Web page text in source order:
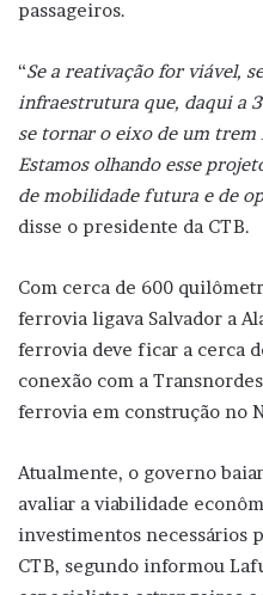
passageiros.
“Se a reativação for viável,
infraestrutura que, daqui a
se tornar o eixo de um
Estamos olhando esse
de mobilidade futura e de
disse o presidente da CTB.
Com cerca de 600
ferrovia ligava Salvador a
ferrovia deve ficar a cerca
conexão com a
ferrovia em construção no
Atualmente, o governo
avaliar a viabilidade
investimentos necessários
CTB, segundo informou